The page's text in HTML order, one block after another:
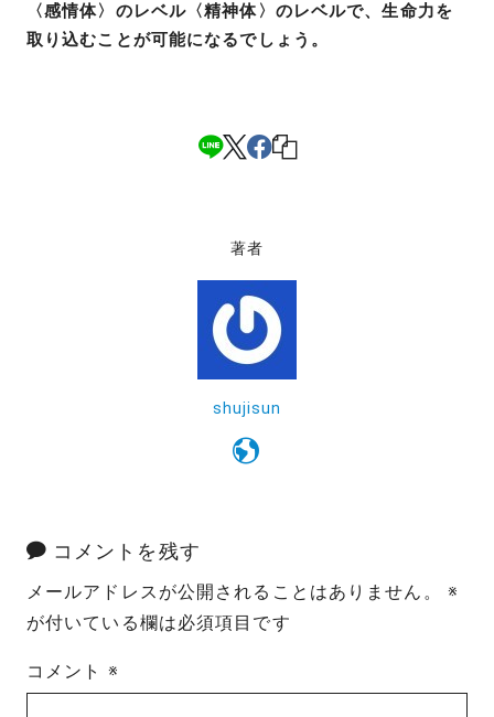
〈感情体〉のレベル〈精神体〉のレベルで、生命力を
取り込むことが可能になるでしょう。
著者
shujisun
コメントを残す
メールアドレスが公開されることはありません。
※
が付いている欄は必須項目です
コメント ※